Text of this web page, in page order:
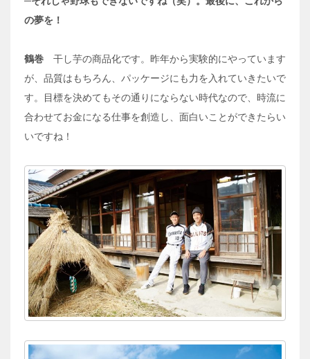
の夢を！
鶴巻 干し芋の商品化です。昨年から実験的にやっています
が、品質はもちろん、パッケージにも力を入れていきたいで
す。目標を決めてもその通りにならない時代なので、時流に
合わせてお金になる仕事を創造し、面白いことができたらい
いですね！